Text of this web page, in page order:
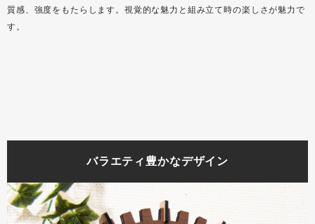
質感、強度をもたらします。視覚的な魅力と組み立て時の楽しさが魅力で
す。
バラエティ豊かなデザイン